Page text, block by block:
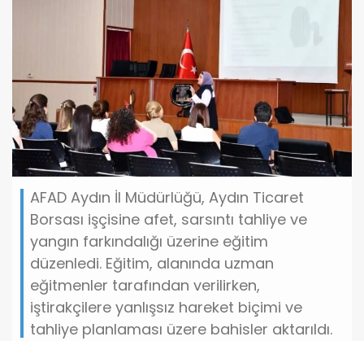
AFAD Aydın İl Müdürlüğü, Aydın Ticaret
Borsası işçisine afet, sarsıntı tahliye ve
yangın farkındalığı üzerine eğitim
düzenledi. Eğitim, alanında uzman
eğitmenler tarafından verilirken,
iştirakçilere yanlışsız hareket biçimi ve
tahliye planlaması üzere bahisler aktarıldı.